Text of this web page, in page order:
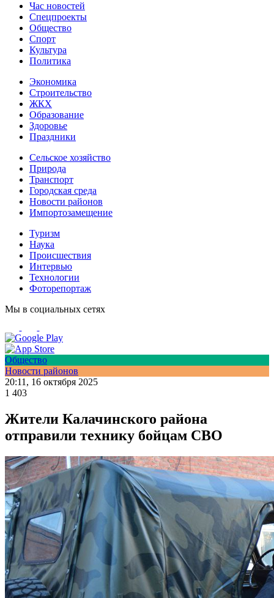
Час новостей
Спецпроекты
Общество
Спорт
Культура
Политика
Экономика
Строительство
ЖКХ
Образование
Здоровье
Праздники
Сельское хозяйство
Природа
Транспорт
Городская среда
Новости районов
Импортозамещение
Туризм
Наука
Происшествия
Интервью
Технологии
Фоторепортаж
Мы в социальных сетях
Общество
Новости районов
20:11, 16 октября 2025
1 403
Жители Калачинского района
отправили технику бойцам СВО